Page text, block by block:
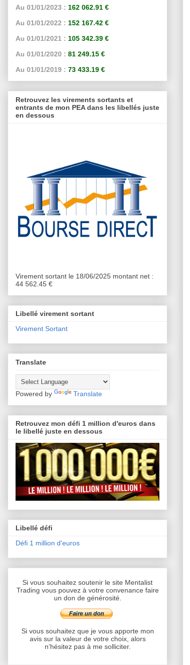
Au 01/01/2023 : 162 062.91 €
Au 01/01/2022 : 152 167.42 €
Au 01/01/2021 : 105 342.39 €
Au 01/01/2020 : 81 249.15 €
Au 01/01/2019 : 73 433.19 €
Retrouvez les virements sortants et
entrants de mon PEA dans les libellés juste
en dessous
Virement sortant le 18/06/2025 montant net :
44 562.45 €
Libellé virement sortant
Virement Sortant
Translate
Powered by Translate
Retrouvez mon défi 1 million d'euros dans
le libellé juste en dessous
Libellé défi
Défi 1 million d'euros
Si vous souhaitez soutenir le site Mentalist
Trading vous pouvez à votre convenance faire
un don de générosité.
Si vous souhaitez que je vous apporte mon
avis sur la valeur de votre choix, alors
n’hésitez pas à me solliciter.